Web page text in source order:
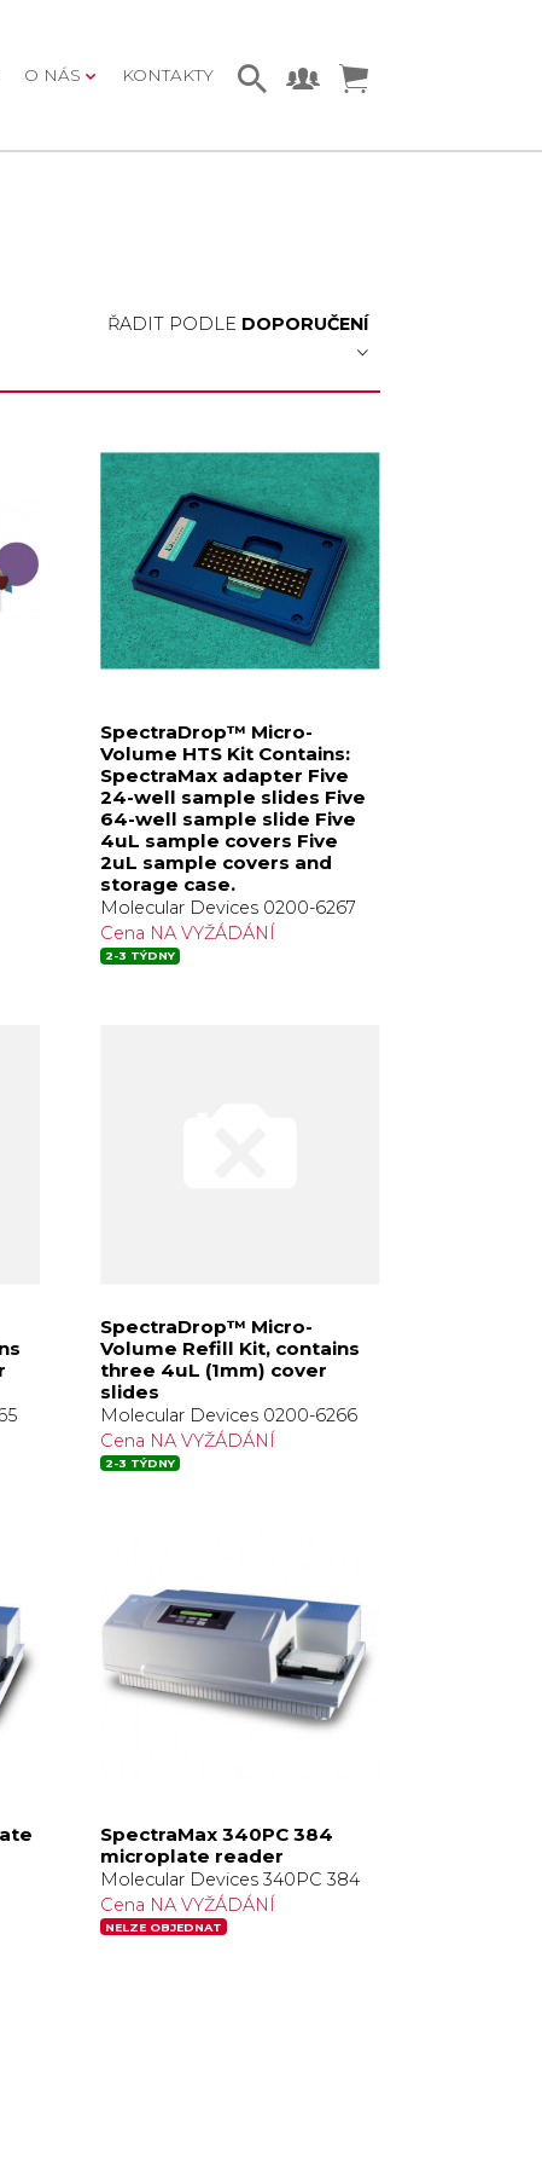
O NÁS KONTAKTY
ŘADIT PODLE DOPORUČENÍ
SpectraDrop™ Micro-
Volume HTS Kit Contains:
SpectraMax adapter Five
24-well sample slides Five
64-well sample slide Five
4uL sample covers Five
2uL sample covers and
storage case.
Molecular Devices 0200-6267
Cena NA VYŽÁDÁNÍ
2-3 TÝDNY
SpectraDrop™ Micro-
Volume Refill Kit, contains
three 4uL (1mm) cover
slides
Molecular Devices 0200-6266
Cena NA VYŽÁDÁNÍ
2-3 TÝDNY
SpectraMax 340PC 384
microplate reader
Molecular Devices 340PC 384
Cena NA VYŽÁDÁNÍ
NELZE OBJEDNAT